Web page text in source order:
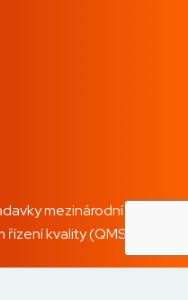
mezinárodní normy
kvality (QMS).